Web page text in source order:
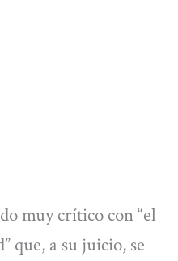
muy crítico con “el
que, a su juicio, se